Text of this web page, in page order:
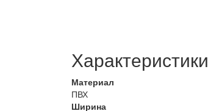
Характеристики
Материал
ПВХ
Ширина